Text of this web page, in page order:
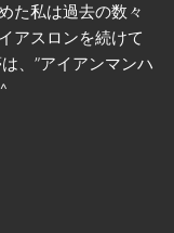
た私は過去の数々
アスロンを続けて
、”アイアンマンハ